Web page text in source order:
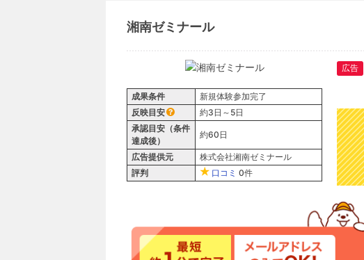
湘南ゼミナール
成果条件
新規体験参加完了
反映目安
約3日～5日
承認目安（条件
達成後）
約60日
広告提供元
株式会社湘南ゼミナール
評判
口コミ 0件
広告